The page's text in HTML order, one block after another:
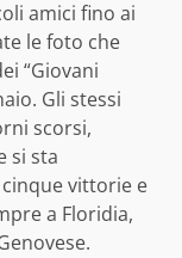
amici fino ai
le foto che
“Giovani
Gli stessi
scorsi,
si sta
vittorie e
a Floridia,